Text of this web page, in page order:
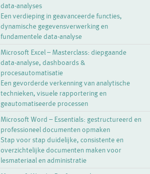
data‑analyses
Een verdieping in geavanceerde functies,
dynamische gegevensverwerking en
fundamentele data‑analyse
Microsoft Excel – Masterclass: diepgaande
data‑analyse, dashboards &
procesautomatisatie
Een gevorderde verkenning van analytische
technieken, visuele rapportering en
geautomatiseerde processen
Microsoft Word – Essentials: gestructureerd en
professioneel documenten opmaken
Stap voor stap duidelijke, consistente en
overzichtelijke documenten maken voor
lesmateriaal en administratie